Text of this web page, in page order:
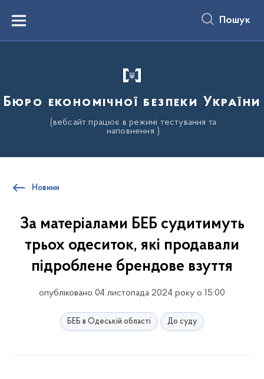
вмістуMenu Пошук
Бюро економічної безпеки України
(вебсайт працює в режимі тестування та
наповнення )
Новини
За матеріалами БЕБ судитимуть
трьох одеситок, які продавали
підроблене брендове взуття
опубліковано 04 листопада 2024 року о 15:00
БЕБ в Одеській області До суду